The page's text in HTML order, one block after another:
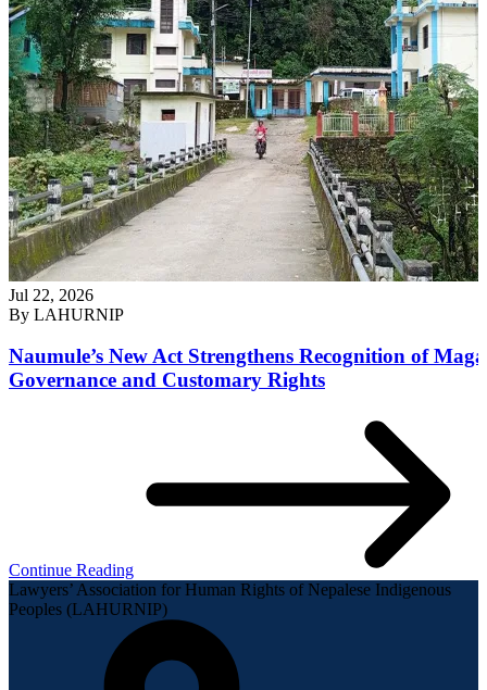
Jul 22, 2026
By LAHURNIP
Naumule’s New Act Strengthens Recognition of
Governance and Customary Rights
Continue Reading
Lawyers’ Association for Human Rights of Nepalese Indigenous
Peoples (LAHURNIP)